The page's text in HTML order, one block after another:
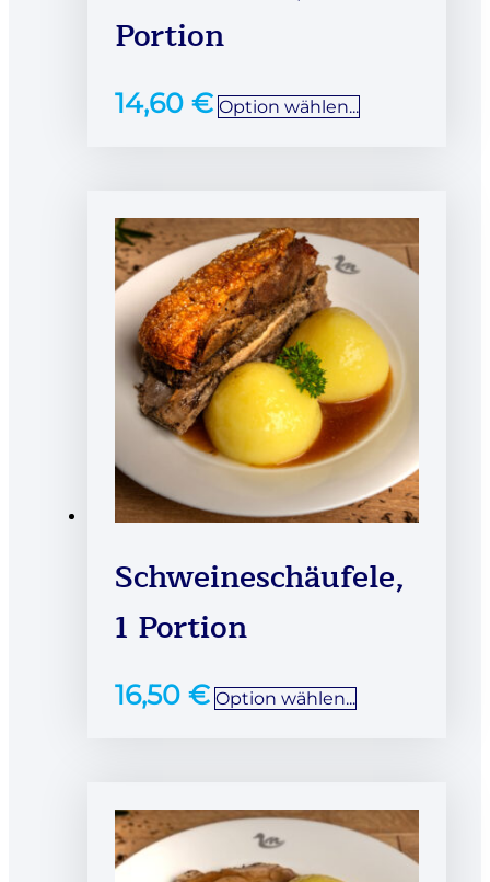
Portion
14,60 € Option wählen...
Schweineschäufele,
1 Portion
16,50 € Option wählen...